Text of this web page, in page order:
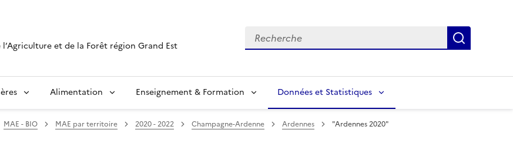
et de la Forêt région Grand Est
Recherche
Alimentation Enseignement & Formation Données et Statistiques
MAE - BIO MAE par territoire 2020 - 2022 Champagne-Ardenne Ardennes "Ardennes 2020"